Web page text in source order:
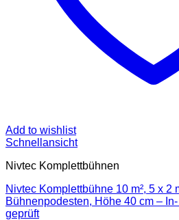
Add to wishlist
Schnellansicht
Nivtec Komplettbühnen
Nivtec Komplettbühne 10 m², 5 x 2
Bühnenpodesten, Höhe 40 cm –
geprüft